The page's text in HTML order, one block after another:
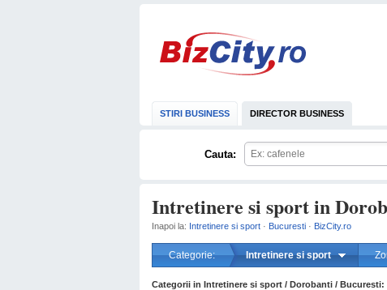
STIRI BUSINESS DIRECTOR BUSINESS
Cauta:
Intretinere si sport in
Inapoi la: Intretinere si sport · Bucuresti · BizCity.ro
Categorie: Intretinere si sport
Categorii in Intretinere si sport / Dorobanti / Bucuresti: